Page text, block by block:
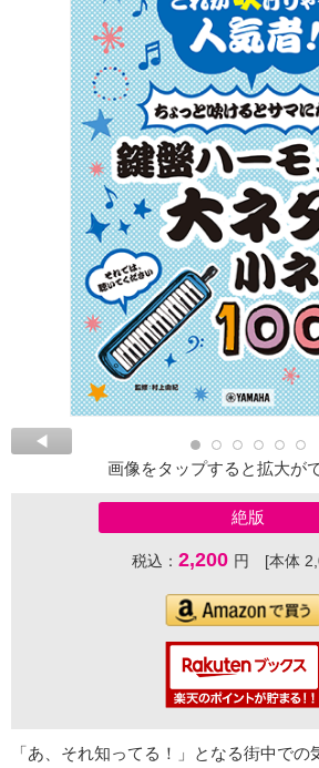
画像をタップすると拡大が
絶版
税込： 2,200 円 [本体
「あ、それ知ってる！」となる街中での